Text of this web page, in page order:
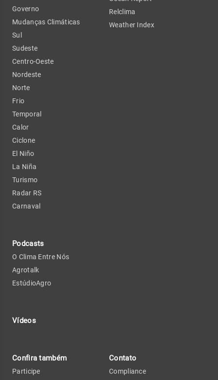
Governo
Mudanças Climáticas
Sul
Sudeste
Centro-Oeste
Nordeste
Norte
Frio
Temporal
Calor
Ciclone
El Niño
La Niña
Turismo
Radar RS
Carnaval
Podcasts
O Clima Entre Nós
Agrotalk
EstúdioAgro
Vídeos
Relclima
Weather Index
Confira também
Participe
Contato
Compliance